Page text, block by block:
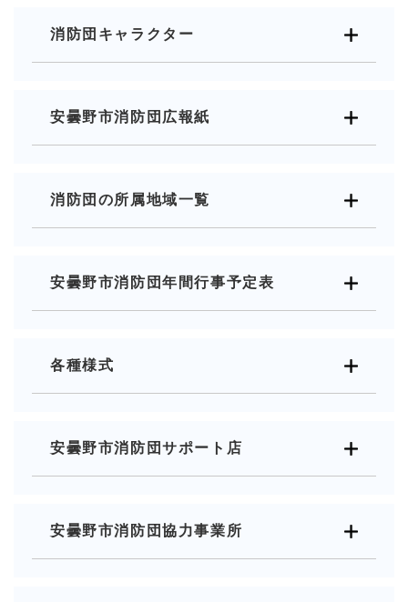
消防団キャラクター
安曇野市消防団広報紙
消防団の所属地域一覧
安曇野市消防団年間行事予定表
各種様式
安曇野市消防団サポート店
安曇野市消防団協力事業所